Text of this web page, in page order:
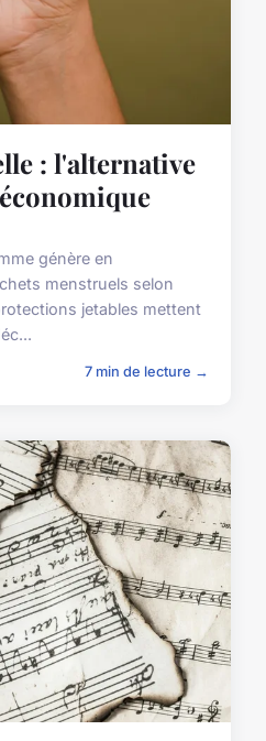
: l'alternative
génère en
menstruels selon
jetables mettent
7 min de lecture →